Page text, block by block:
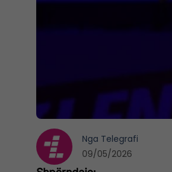
Nga Telegrafi
09/05/2026